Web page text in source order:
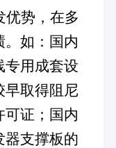
优势，在多
。如：国内
专用成套设
早取得阻尼
可证；国内
器支撑板的